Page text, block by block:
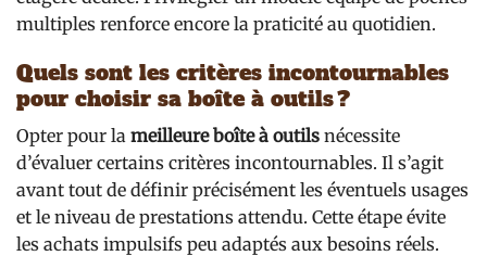
multiples renforce encore la praticité au quotidien.
Quels sont les critères incontournables
pour choisir sa boîte à outils ?
Opter pour la meilleure boîte à outils nécessite
d’évaluer certains critères incontournables. Il s’agit
avant tout de définir précisément les éventuels usages
et le niveau de prestations attendu. Cette étape évite
les achats impulsifs peu adaptés aux besoins réels.